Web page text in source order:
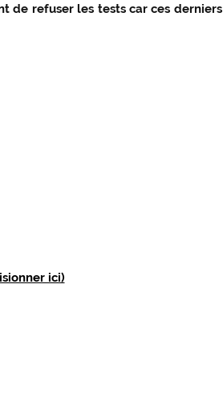
de refuser les tests car ces derniers
ici)